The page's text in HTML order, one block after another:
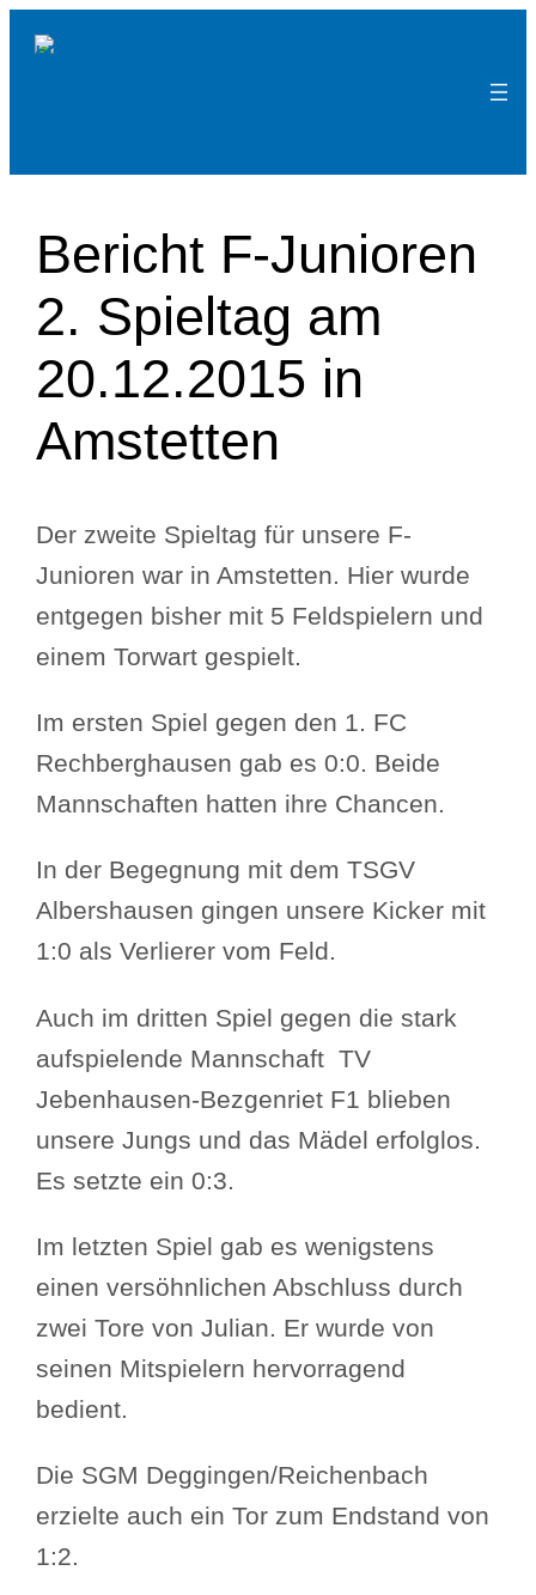
Zum
Bericht F-Junioren
2. Spieltag am
20.12.2015 in
Amstetten
Der zweite Spieltag für unsere F-
Junioren war in Amstetten. Hier wurde
entgegen bisher mit 5 Feldspielern und
einem Torwart gespielt.
Im ersten Spiel gegen den 1. FC
Rechberghausen gab es 0:0. Beide
Mannschaften hatten ihre Chancen.
In der Begegnung mit dem TSGV
Albershausen gingen unsere Kicker mit
1:0 als Verlierer vom Feld.
Auch im dritten Spiel gegen die stark
aufspielende Mannschaft TV
Jebenhausen-Bezgenriet F1 blieben
unsere Jungs und das Mädel erfolglos.
Es setzte ein 0:3.
Im letzten Spiel gab es wenigstens
einen versöhnlichen Abschluss durch
zwei Tore von Julian. Er wurde von
seinen Mitspielern hervorragend
bedient.
Die SGM Deggingen/Reichenbach
erzielte auch ein Tor zum Endstand von
1:2.